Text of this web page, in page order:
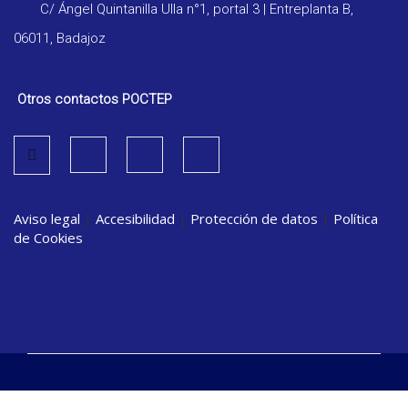
C/ Ángel Quintanilla Ulla n°1, portal 3 | Entreplanta B,
06011, Badajoz
Otros contactos POCTEP
Aviso legal | Accesibilidad | Protección de datos | Política
de Cookies